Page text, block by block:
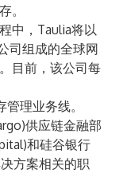
。
中，Taulia将以
司组成的全球网
目前，该公司每
理业务线。
供应链金融部
和硅谷银行
方案相关的职